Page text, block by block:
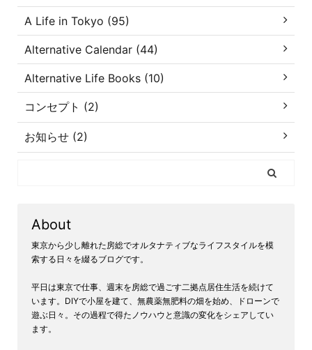
A Life in Tokyo (95)
Alternative Calendar (44)
Alternative Life Books (10)
コンセプト (2)
お知らせ (2)
About
東京から少し離れた房総でオルタナティブなライフスタイルを模
索する日々を綴るブログです。
平日は東京で仕事、週末を房総で過ごす二拠点居住生活を続けて
います。DIYで小屋を建て、無農薬無肥料の畑を始め、ドローンで
遊ぶ日々。その過程で得たノウハウと意識の変化をシェアしてい
ます。